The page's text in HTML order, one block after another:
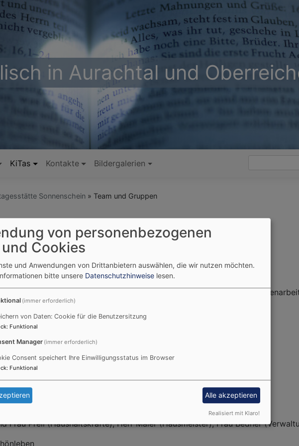
in Aurachtal und
KiTas Kontakte Bildergalerien
Sonnenschein Team und Gruppen
und vielfältigen Fähigkeiten freut sich auf eine schöne
Leitung Krippe), Marietta Pirker, Maja Konnerth (SEJ)
Kreiss
Sigrid Menzel, Karin Wagner
Frau Prell (Haushaltskräfte), Herr Maier (Hausmeister), Frau Bedner
von personenbezogenen
Cookies
und Anwendungen von Drittanbietern auswählen, die wir nutzen möchten.
bitte unsere Datenschutzhinweise lesen.
(immer erforderlich)
von Daten: Cookie für die Benutzersitzung
: Funktional
Manager (immer erforderlich)
Consent speichert Ihre Einwilligungsstatus im Browser
: Funktional
Alle akzeptieren
Realisiert mit Klaro!